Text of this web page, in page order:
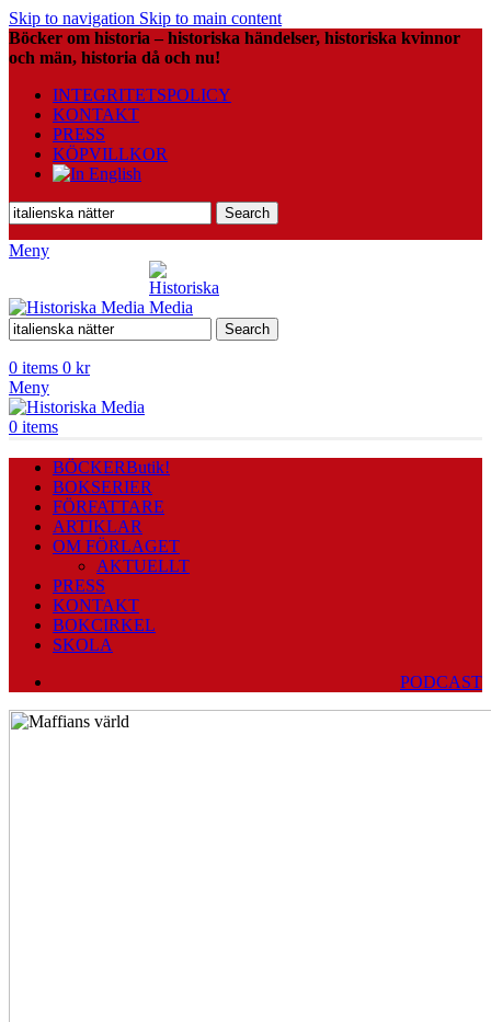
Skip to navigation Skip to main content
Böcker om historia – historiska händelser, historiska kvinnor
och män, historia då och nu!
INTEGRITETSPOLICY
KONTAKT
PRESS
KÖPVILLKOR
Search
Meny
Search
0 items 0 kr
Meny
0 items
BÖCKERButik!
BOKSERIER
FÖRFATTARE
ARTIKLAR
OM FÖRLAGET
AKTUELLT
PRESS
KONTAKT
BOKCIRKEL
SKOLA
PODCAST